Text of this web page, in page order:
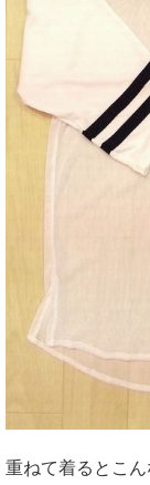
重ねて着るとこん